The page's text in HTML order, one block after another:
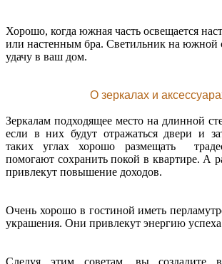
Хорошо, когда южная часть освещается
или настенным бра. Светильник на южной
удачу в ваш дом.
О зеркалах и
Зеркалам подходящее место на длинной
если в них будут отражаться двери и
таких углах хорошо размещать
помогают сохранить покой в квартире. А
привлекут повышение доходов.
Очень хорошо в гостиной иметь
украшения. Они привлекут энергию успеха
Следуя этим советам, вы создадите